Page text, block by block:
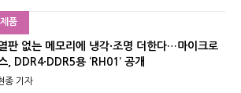
품
판 없는 메모리에 냉각·조명 더한다…마이크로
, DDR4·DDR5용 ‘RH01’ 공개
종 기자